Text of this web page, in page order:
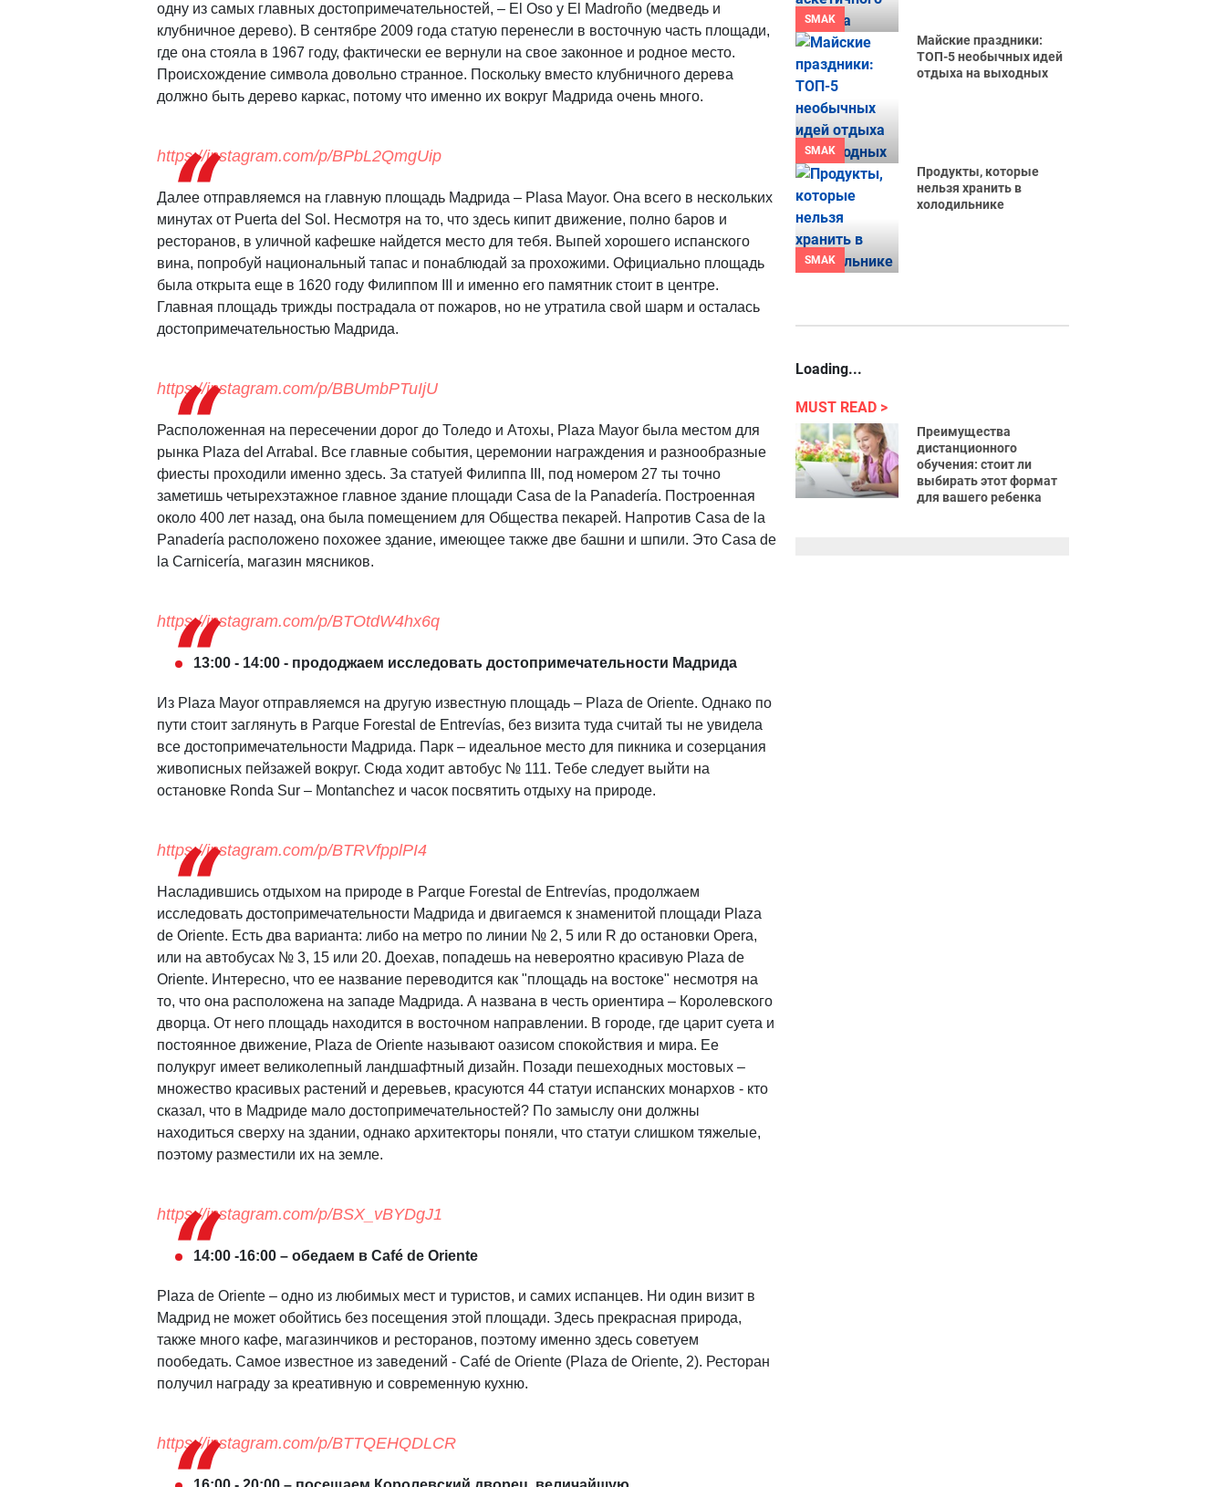
одну из самых главных достопримечательностей, – El Oso y El Madroño (медведь и
клубничное дерево). В сентябре 2009 года статую перенесли в восточную часть площади,
где она стояла в 1967 году, фактически ее вернули на свое законное и родное место.
Происхождение символа довольно странное. Поскольку вместо клубничного дерева
должно быть дерево каркас, потому что именно их вокруг Мадрида очень много.
https://instagram.com/p/BPbL2QmgUip
Далее отправляемся на главную площадь Мадрида – Plasa Mayor. Она всего в нескольких
минутах от Puerta del Sol. Несмотря на то, что здесь кипит движение, полно баров и
ресторанов, в уличной кафешке найдется место для тебя. Выпей хорошего испанского
вина, попробуй национальный тапас и понаблюдай за прохожими. Официально площадь
была открыта еще в 1620 году Филиппом III и именно его памятник стоит в центре.
Главная площадь трижды пострадала от пожаров, но не утратила свой шарм и осталась
достопримечательностью Мадрида.
https://instagram.com/p/BBUmbPTuIjU
Расположенная на пересечении дорог до Толедо и Атохы, Plaza Mayor была местом для
рынка Plaza del Arrabal. Все главные события, церемонии награждения и разнообразные
фиесты проходили именно здесь. За статуей Филиппа III, под номером 27 ты точно
заметишь четырехэтажное главное здание площади Casa de la Panadería. Построенная
около 400 лет назад, она была помещением для Общества пекарей. Напротив Casa de la
Panadería расположено похожее здание, имеющее также две башни и шпили. Это Casa de
la Carnicería, магазин мясников.
https://instagram.com/p/BTOtdW4hx6q
13:00 - 14:00 - прододжаем исследовать достопримечательности Мадрида
Из Plaza Mayor отправляемся на другую известную площадь – Plaza de Oriente. Однако по
пути стоит заглянуть в Parque Forestal de Entrevías, без визита туда считай ты не увидела
все достопримечательности Мадрида. Парк – идеальное место для пикника и созерцания
живописных пейзажей вокруг. Сюда ходит автобус № 111. Тебе следует выйти на
остановке Ronda Sur – Montanchez и часок посвятить отдыху на природе.
https://instagram.com/p/BTRVfpplPI4
Насладившись отдыхом на природе в Parque Forestal de Entrevías, продолжаем
исследовать достопримечательности Мадрида и двигаемся к знаменитой площади Plaza
de Oriente. Есть два варианта: либо на метро по линии № 2, 5 или R до остановки Opera,
или на автобусах № 3, 15 или 20. Доехав, попадешь на невероятно красивую Plaza de
Oriente. Интересно, что ее название переводится как "площадь на востоке" несмотря на
то, что она расположена на западе Мадрида. А названа в честь ориентира – Королевского
дворца. От него площадь находится в восточном направлении. В городе, где царит суета и
постоянное движение, Plaza de Oriente называют оазисом спокойствия и мира. Ее
полукруг имеет великолепный ландшафтный дизайн. Позади пешеходных мостовых –
множество красивых растений и деревьев, красуются 44 статуи испанских монархов - кто
сказал, что в Мадриде мало достопримечательностей? По замыслу они должны
находиться сверху на здании, однако архитекторы поняли, что статуи слишком тяжелые,
поэтому разместили их на земле.
https://instagram.com/p/BSX_vBYDgJ1
14:00 -16:00 – обедаем в Café de Oriente
Plaza de Oriente – одно из любимых мест и туристов, и самих испанцев. Ни один визит в
Мадрид не может обойтись без посещения этой площади. Здесь прекрасная природа,
также много кафе, магазинчиков и ресторанов, поэтому именно здесь советуем
пообедать. Самое известное из заведений - Café de Oriente (Plaza de Oriente, 2). Ресторан
получил награду за креативную и современную кухню.
https://instagram.com/p/BTTQEHQDLCR
SMAK
SMAK
Майские праздники:
ТОП-5 необычных идей
отдыха на выходных
SMAK
Продукты, которые
нельзя хранить в
холодильнике
Loading...
MUST READ
Преимущества
дистанционного
обучения: стоит ли
выбирать этот формат
для вашего ребенка